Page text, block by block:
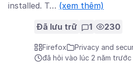
installed. T… (xem thêm)
Đã lưu trữ 1 230
Firefox
Privacy and
đã hỏi vào lúc 2 năm trước